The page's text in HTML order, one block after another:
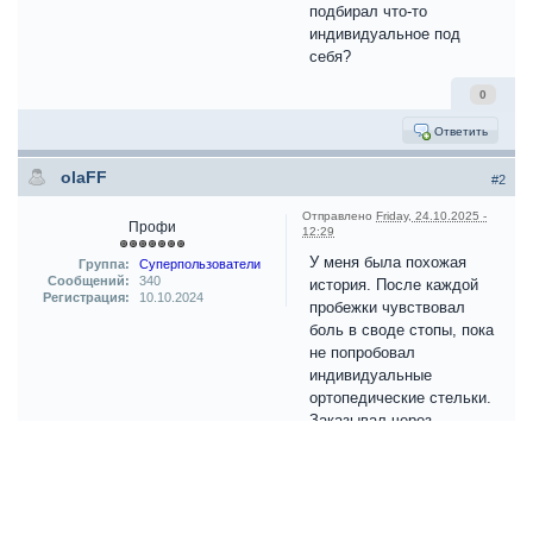
подбирал что-то
индивидуальное под
себя?
0
Ответить
#2
olaFF
Профи
Группа:
Суперпользователи
Сообщений:
340
Регистрация:
10.10.2024
Отправлено Friday, 24.10.2025 -
12:29
У меня была похожая
история. После каждой
пробежки чувствовал
боль в своде стопы, пока
не попробовал
индивидуальные
ортопедические стельки.
Заказывал через